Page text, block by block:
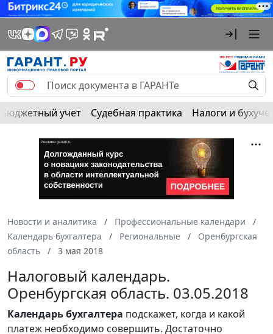
Бюджетный учет Судебная практика Налоги и
Новости и аналитика
Профессиональные календари
Календарь бухгалтера
Региональные
Оренбургская
область
3 мая 2018
Налоговый календарь.
Оренбургская область. 03.05.2018
Календарьбухгалтера подскажет, когда и какой
платеж необходимо совершить. Достаточно